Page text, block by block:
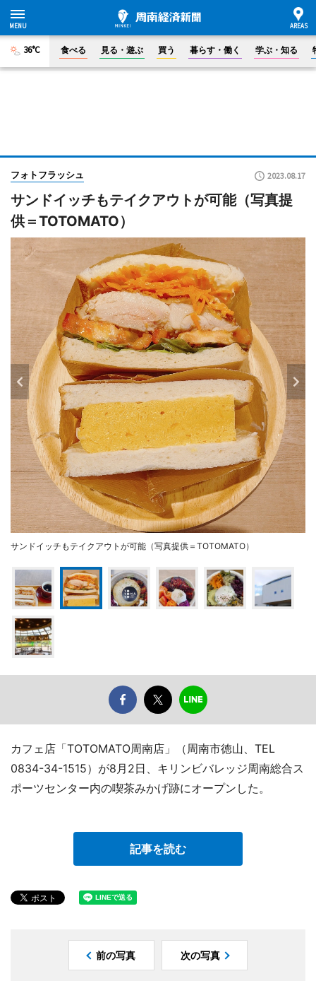
36°C 食べる 見る・遊ぶ 買う 暮らす・働く 学ぶ・知る
フォトフラッシュ 2023.08.17
サンドイッチもテイクアウトが可能（写真提
供＝TOTOMATO）
サンドイッチもテイクアウトが可能（写真提供＝TOTOMATO）
カフェ店「TOTOMATO周南店」（周南市徳山、TEL
0834-34-1515）が8月2日、キリンビバレッジ周南総合ス
ポーツセンター内の喫茶みかげ跡にオープンした。
記事を読む
前の写真 次の写真